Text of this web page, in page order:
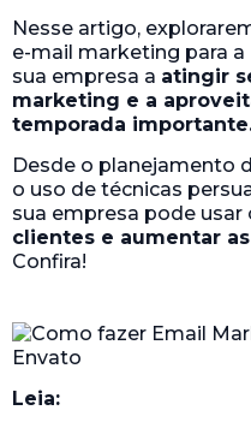
Nesse artigo,
e-mail marketing para
sua empresa a atingir
marketing e a
temporada
Desde o planejamento
o uso de técnicas
sua empresa pode usar
clientes e aumentar
Confira!
Leia: